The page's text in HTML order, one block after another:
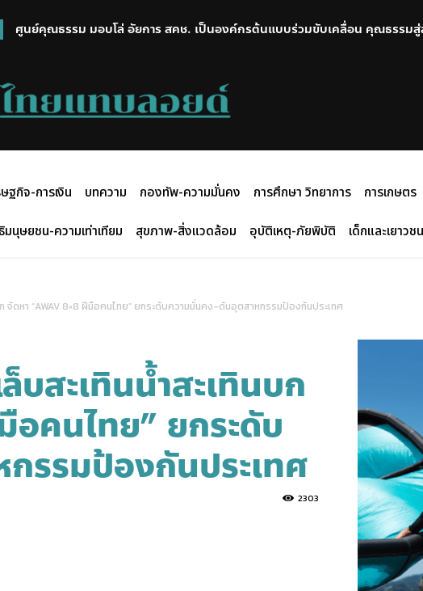
ศูนย์คุณธรรม มอบโล่ อัยการ สคช. เป็นองค์กรต้นแบบร่วมขับเคลื่อน คุณธรรมสู่สั
“ยศชนัน” ร่วมพิธีรดน้ำศพ “ครูทิวาพร” เหยื่อเหตุสลด รร.เทพศิรินทร์ นนทบุรี พร้
ฐกิจ-การเงิน บทความ กองทัพ-ความมั่นคง การศึกษา วิทยาการ การเกษตร
มนุษยชน-ความเท่าเทียม สุขภาพ-สิ่งแวดล้อม อุบัติเหตุ-ภัยพิบัติ เด็กและเยาวชน
จัดหา “AWAV 8×8 ฝีมือคนไทย” ยกระดับความมั่นคง-ดันอุตสาหกรรมป้องกันประเทศ
บสะเทินน้ำสะเทินบก
อคนไทย” ยกระดับ
รรมป้องกันประเทศ
2303